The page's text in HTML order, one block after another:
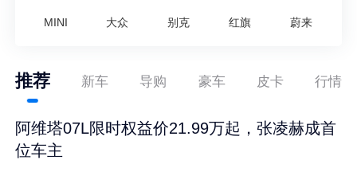
MINI 大众 别克 红旗 蔚来
推荐 新车 导购 豪车 皮卡 行情
阿维塔07L限时权益价21.99万起，张凌赫成首
位车主